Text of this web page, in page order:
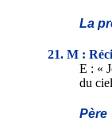
La
21. M :
E : «
du
Père